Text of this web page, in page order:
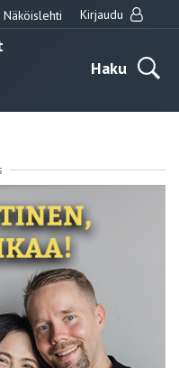
Näköislehti Kirjaudu
Haku